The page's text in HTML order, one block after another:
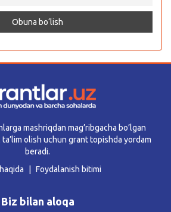
mashriqdan mag’ribgacha bo’lgan
olish uchun grant topishda yordam
beradi.
Foydalanish bitimi
Biz bilan aloqa